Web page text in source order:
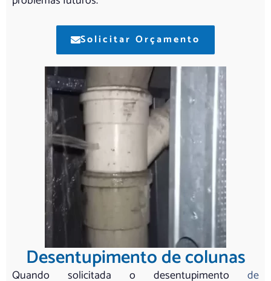
Solicitar Orçamento
Desentupimento de colunas
Quando solicitada o desentupimento de